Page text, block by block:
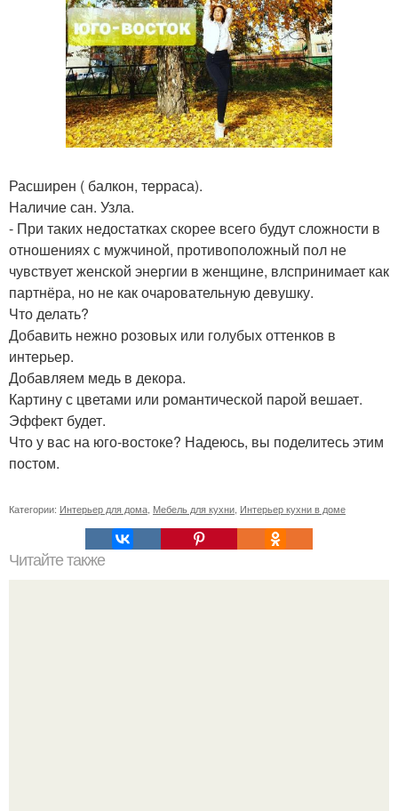
Расширен ( балкон, терраса).
Наличие сан. Узла.
- При таких недостатках скорее всего будут сложности в
отношениях с мужчиной, противоположный пол не
чувствует женской энергии в женщине, влспринимает как
партнёра, но не как очаровательную девушку.
Что делать?
Добавить нежно розовых или голубых оттенков в
интерьер.
Добавляем медь в декора.
Картину с цветами или романтической парой вешает.
Эффект будет.
Что у вас на юго-востоке? Надеюсь, вы поделитесь этим
постом.
Категории: Интерьер для дома Мебель для кухни Интерьер кухни в доме
Читайте также